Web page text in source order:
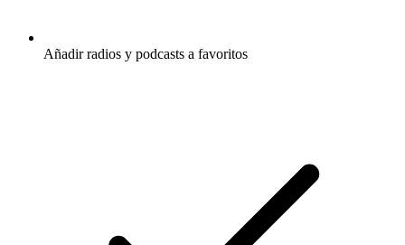
Añadir radios y podcasts a favoritos